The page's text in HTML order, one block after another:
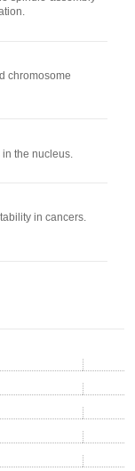
chromosome
the nucleus.
in cancers.